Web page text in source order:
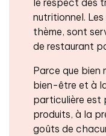
le respect des
nutritionnel.
thème, sont
de restaurant
Parce que bien
bien-être et à
particulière est
produits, à la
goûts de